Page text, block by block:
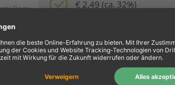
€ 2,49 (ca. 32%)
Standort Deutschland